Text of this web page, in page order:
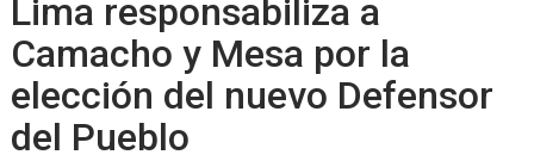
Lima responsabiliza a
Camacho y Mesa por la
elección del nuevo Defensor
del Pueblo